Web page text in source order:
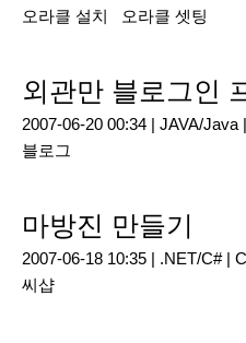
오라클 설치
오라클 셋팅
외관만 블로그인
2007-06-20 00:34 | JAVA/Java |
블로그
마방진 만들기
2007-06-18 10:35 | .NET/C#|
씨샵